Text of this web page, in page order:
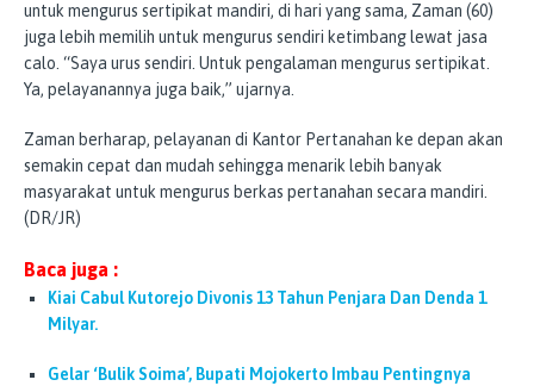
untuk mengurus sertipikat mandiri, di hari yang sama, Zaman (60)
juga lebih memilih untuk mengurus sendiri ketimbang lewat jasa
calo. “Saya urus sendiri. Untuk pengalaman mengurus sertipikat.
Ya, pelayanannya juga baik,” ujarnya.
Zaman berharap, pelayanan di Kantor Pertanahan ke depan akan
semakin cepat dan mudah sehingga menarik lebih banyak
masyarakat untuk mengurus berkas pertanahan secara mandiri.
(DR/JR)
Baca juga :
Kiai Cabul Kutorejo Divonis 13 Tahun Penjara Dan Denda 1
Milyar.
Gelar ‘Bulik Soima’, Bupati Mojokerto Imbau Pentingnya